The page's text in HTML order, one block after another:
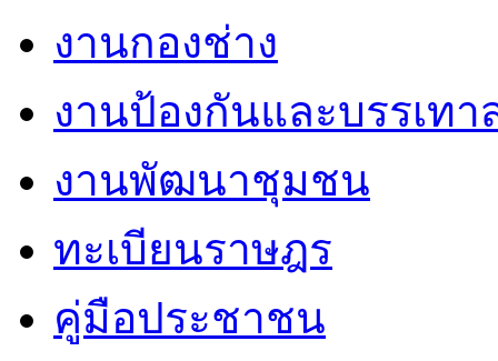
งานกองช่าง
งานป้องกันและบรรเท
งานพัฒนาชุมชน
ทะเบียนราษฎร
คู่มือประชาชน